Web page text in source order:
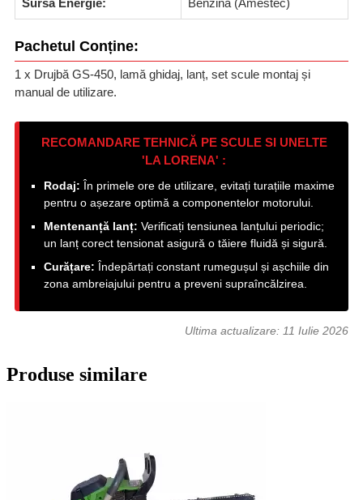
Sursă Energie: Benzină (Amestec)
Pachetul Conține:
1 x Drujbă GS-450, lamă ghidaj, lanț, set scule montaj și
manual de utilizare.
RECOMANDARE TEHNICĂ PE SCULE SI UNELTE
'LA LORENA' :
Rodaj: În primele ore de utilizare, evitați turațiile maxime
pentru o așezare optimă a componentelor motorului.
Mentenanță lanț: Verificați tensiunea lanțului periodic;
un lanț corect tensionat asigură o tăiere fluidă și sigură.
Curățare: Îndepărtați constant rumegușul și așchiile din
zona ambreiajului pentru a preveni supraîncălzirea.
Ultima actualizare: 11 Iulie 2026
Produse similare